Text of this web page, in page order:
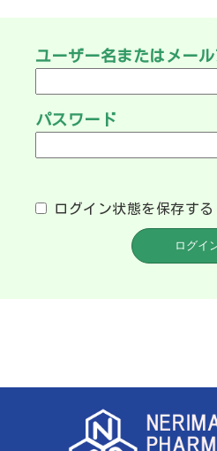
ユーザー名またはメー
パスワード
ログイン状態を保存する